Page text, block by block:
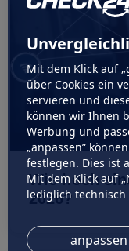
Mit dem Klick auf
über Cookies ein
servieren und
können wir Ihnen
Werbung und
„anpassen”
festlegen. Dies ist
Mit dem Klick auf
lediglich technisch
anpassen
Wie hoch
2026?